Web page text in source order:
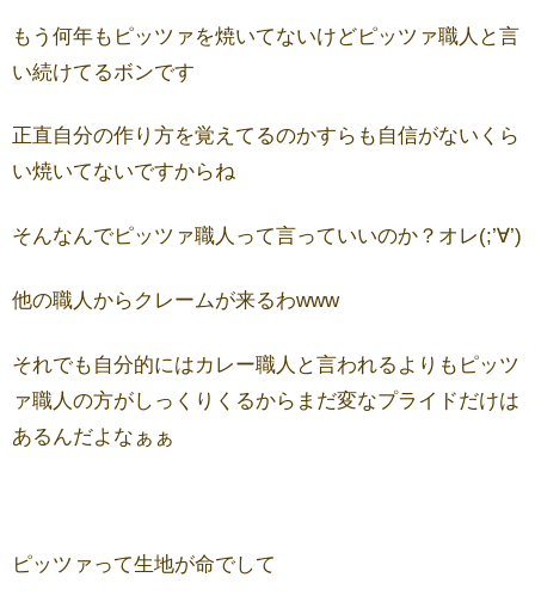
もう何年もピッツァを焼いてないけどピッツァ職人と言
い続けてるボンです
正直自分の作り方を覚えてるのかすらも自信がないくら
い焼いてないですからね
そんなんでピッツァ職人って言っていいのか？オレ(;’∀’)
他の職人からクレームが来るわwww
それでも自分的にはカレー職人と言われるよりもピッツ
ァ職人の方がしっくりくるからまだ変なプライドだけは
あるんだよなぁぁ
ピッツァって生地が命でして